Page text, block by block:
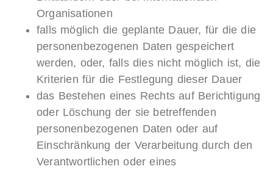
Organisationen
falls möglich die geplante Dauer, für die die
personenbezogenen Daten gespeichert
werden, oder, falls dies nicht möglich ist, die
Kriterien für die Festlegung dieser Dauer
das Bestehen eines Rechts auf Berichtigung
oder Löschung der sie betreffenden
personenbezogenen Daten oder auf
Einschränkung der Verarbeitung durch den
Verantwortlichen oder eines